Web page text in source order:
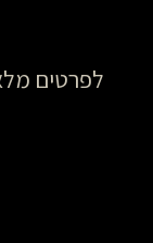
לפרטים